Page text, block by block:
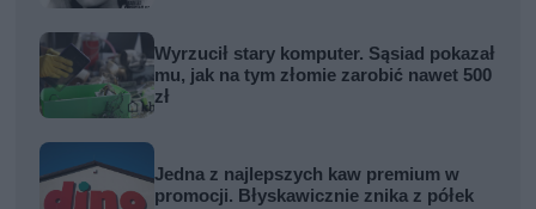
Wyrzucił stary komputer. Sąsiad pokazał
mu, jak na tym złomie zarobić nawet 500
zł
Jedna z najlepszych kaw premium w
promocji. Błyskawicznie znika z półek